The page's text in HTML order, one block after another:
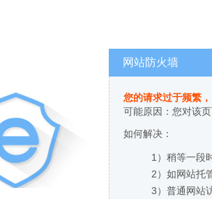
网站防火墙
您的请求过于频繁
可能原因：您对该
如何解决：
1）稍等一段
2）如网站托
3）普通网站